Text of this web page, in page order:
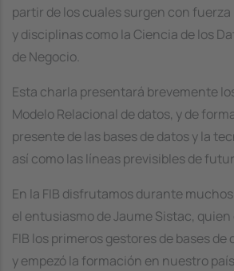
partir de los cuales surgen con
y disciplinas como la Ciencia de los
de Negocio.
Esta charla presentará brevemente
Modelo Relacional de datos, y de
presente de las bases de datos y la
así como las líneas previsibles de
En la FIB disfrutamos durante
el entusiasmo de Jaume Sistac,
FIB los primeros gestores de bases
y empezó la formación en nuestro